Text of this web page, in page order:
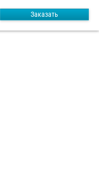
Заказать